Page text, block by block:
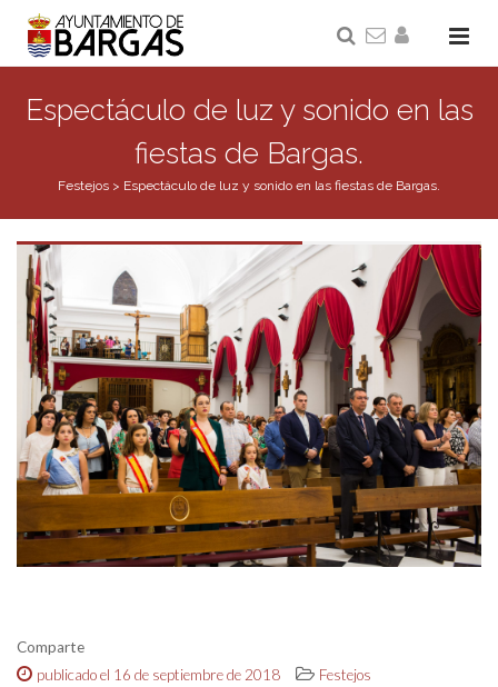
Espectáculo de luz y sonido en las
fiestas de Bargas.
Festejos > Espectáculo de luz y sonido en las fiestas de Bargas.
Comparte
publicado el 16 de septiembre de 2018
Festejos